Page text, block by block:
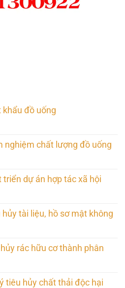
khẩu đồ uống
nghiệm chất lượng đồ uống
triển dự án hợp tác xã hội
hủy tài liệu, hồ sơ mật không
rác hữu cơ thành phân
tiêu hủy chất thải độc hại